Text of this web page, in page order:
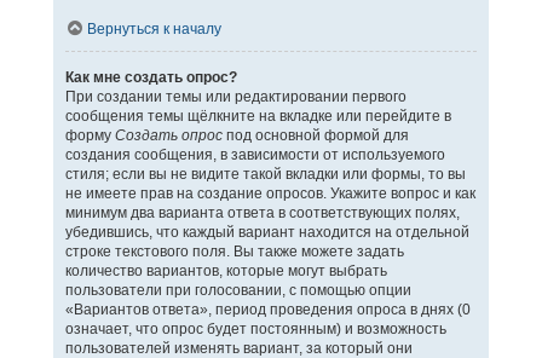
Вернуться к началу
Как мне создать опрос?
При создании темы или редактировании первого
сообщения темы щёлкните на вкладке или перейдите в
форму Создать опроспод основной формой для
создания сообщения, в зависимости от используемого
стиля; если вы не видите такой вкладки или формы, то вы
не имеете прав на создание опросов. Укажите вопрос и как
минимум два варианта ответа в соответствующих полях,
убедившись, что каждый вариант находится на отдельной
строке текстового поля. Вы также можете задать
количество вариантов, которые могут выбрать
пользователи при голосовании, с помощью опции
«Вариантов ответа», период проведения опроса в днях (0
означает, что опрос будет постоянным) и возможность
пользователей изменять вариант, за который они